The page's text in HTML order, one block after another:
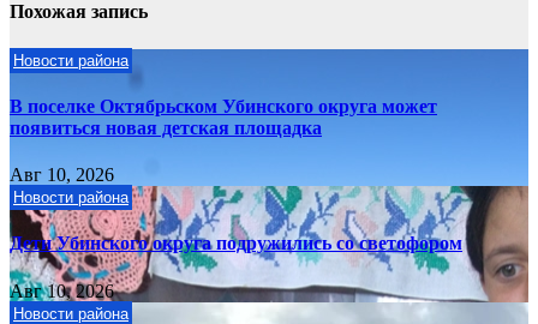
Похожая запись
Новости района
В поселке Октябрьском Убинского округа может
появиться новая детская площадка
Авг 10, 2026
Новости района
Дети Убинского округа подружились со светофором
Авг 10, 2026
Новости района